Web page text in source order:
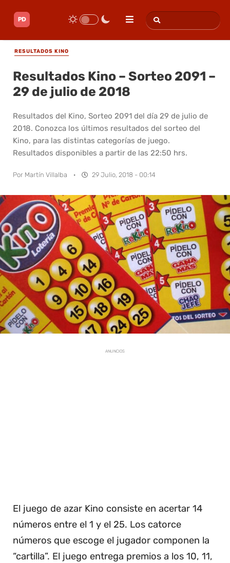
RESULTADOS KINO
Resultados Kino – Sorteo 2091 –
29 de julio de 2018
Resultados del Kino, Sorteo 2091 del día 29 de julio de
2018. Conozca los últimos resultados del sorteo del
Kino, para las distintas categorías de juego.
Resultados disponibles a partir de las 22:50 hrs.
Por Martín Villalba · 29 Julio, 2018 - 00:14
ANUNCIOS
El juego de azar Kino consiste en acertar 14
números entre el 1 y el 25. Los catorce
números que escoge el jugador componen la
“cartilla”. El juego entrega premios a los 10, 11,